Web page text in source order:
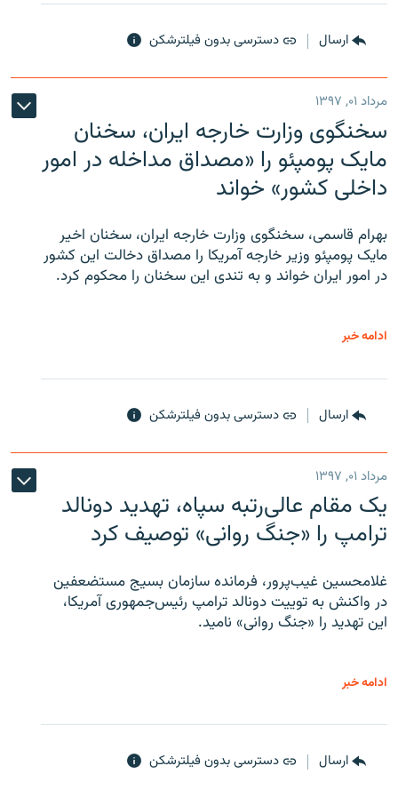
ارسال دسترسی بدون فیلترشکن
مرداد ۰۱, ۱۳۹۷
سخنگوی وزارت خارجه ایران، سخنان
مایک پومپئو را «مصداق مداخله در امور
داخلی کشور» خواند
بهرام قاسمی، سخنگوی وزارت خارجه ایران، سخنان اخیر
مایک پومپئو وزیر خارجه آمریکا را مصداق دخالت این کشور
در امور ایران خواند و به تندی این سخنان را محکوم کرد.
ادامه خبر
ارسال دسترسی بدون فیلترشکن
مرداد ۰۱, ۱۳۹۷
یک مقام عالی‌رتبه سپاه، تهدید دونالد
ترامپ را «جنگ روانی» توصیف کرد
غلامحسین غیب‌پرور، فرمانده سازمان بسیج مستضعفین
در واکنش به توییت دونالد ترامپ رئیس‌جمهوری آمریکا،
این تهدید را «جنگ روانی» نامید.
ادامه خبر
ارسال دسترسی بدون فیلترشکن